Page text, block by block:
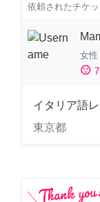
依頼されたチケッ
女性
sentiment_satisfied
イタリア語
東京都